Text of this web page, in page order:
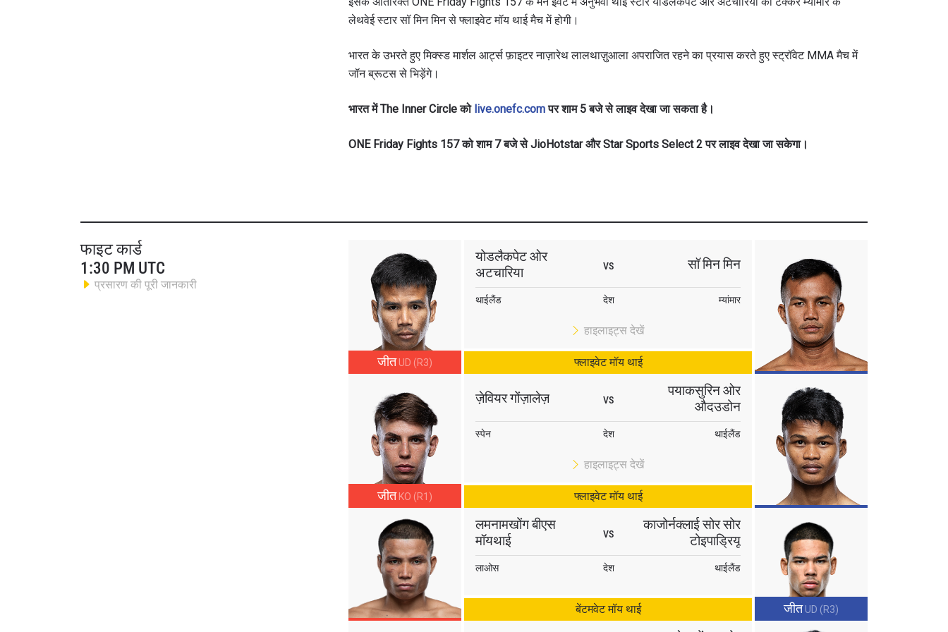
लेथवेई स्टार सॉ मिन मिन से फ्लाइवेट मॉय थाई मैच में होगी।
भारत के उभरते हुए मिक्स्ड मार्शल आर्ट्स फ़ाइटर नाज़ारेथ लालथाज़ुआला अपराजित रहने का प्रयास करते हुए स्ट्रॉवेट MMA मैच में
जॉन ब्रूटस से भिड़ेंगे।
भारत में The Inner Circle को live.onefc.comपर शाम 5 बजे से लाइव देखा जा सकता है।
ONE Friday Fights 157 को शाम 7 बजे से JioHotstar और Star Sports Select 2 पर लाइव देखा जा सकेगा।
फाइट कार्ड
1:30 PM UTC
प्रसारण की पूरी जानकारी
फ्लाइवेट मॉय थाई
जीत UD (R3)
योडलैकपेट ओर
अटचारिया
VS सॉ मिन मिन
थाईलैंड देश म्यांमार
हाइलाइट्स देखें
फ्लाइवेट मॉय थाई
जीत KO (R1)
ज़ेवियर गोंज़ालेज़ VS
पयाकसुरिन ओर
औदउडोन
स्पेन देश थाईलैंड
हाइलाइट्स देखें
बेंटमवेट मॉय थाई जीत UD (R3)
लमनामखोंग बीएस
मॉयथाई
VS
काजोर्नक्लाई सोर सोर
टोइपाड्रियू
लाओस देश थाईलैंड